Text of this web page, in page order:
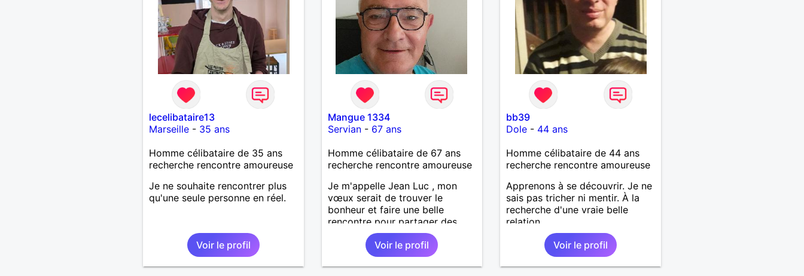
lecelibataire13
Marseille- 35 ans
Homme célibataire de 35 ans
recherche rencontre amoureuse
Je ne souhaite rencontrer plus
qu'une seule personne en réel.
Voir le profil
Mangue 1334
Servian- 67 ans
Homme célibataire de 67 ans
recherche rencontre amoureuse
Je m'appelle Jean Luc , mon
vœux serait de trouver le
bonheur et faire une belle
rencontre pour partager des
beaux moments et de crée une
relation saine , sérieuse et solide
, je suis ouvert et curieux de
tout
Voir le profil
bb39
Dole - 44 ans
Homme célibataire de 44 ans
recherche rencontre amoureuse
Apprenons à se découvrir. Je ne
sais pas tricher ni mentir. À la
recherche d'une vraie belle
relation
Voir le profil